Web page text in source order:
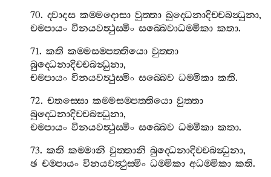
70.ද‍්වාදස කම‍්මදොසා වුත‍්තා බුද‍්ධෙනාදිච‍්චබන්‍ධුනා,
චම‍්පායං විනයවත්‍ථුස‍්මිං සබ‍්බෙවාධම‍්මිකා කතා.
71.කති කම‍්මසම‍්පත‍්තියො වුත‍්තා
බුද‍්ධෙනාදිච‍්චබන්‍ධුනා,
චම‍්පායං විනයවත්‍ථුස‍්මිං සබ‍්බෙව ධම‍්මිකා කති.
72.චතස‍්සො කම‍්මසම‍්පත‍්තියො වුත‍්තා
බුද‍්ධෙනාදිච‍්චබන්‍ධුනා,
චම‍්පායං විනයවත්‍ථුස‍්මිං සබ‍්බෙව ධම‍්මිකා කතා.
73.කති කම‍්මානි වුත‍්තානි බුද‍්ධෙනාදිච‍්චබන්‍ධුනා,
ඡ චම‍්පායං විනයවත්‍ථුස‍්මිං ධම‍්මිකා අධම‍්මිකා කති.